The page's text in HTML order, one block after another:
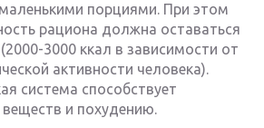
порциями. При этом
рациона должна оставаться
3000 ккал в зависимости от
активности человека).
система способствует
и похудению.